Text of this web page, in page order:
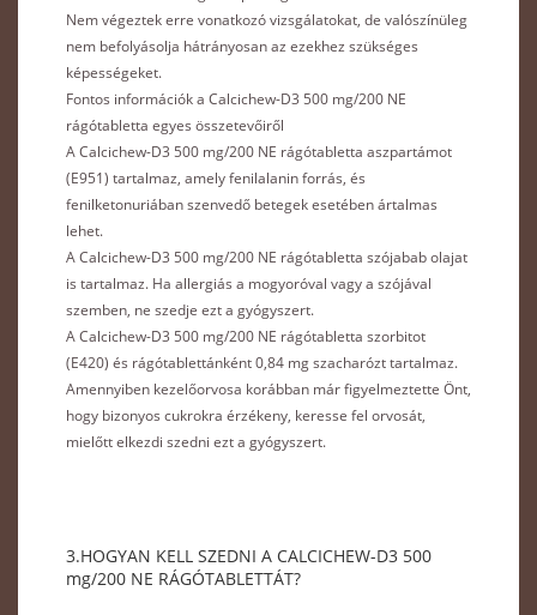
Nem végeztek erre vonatkozó vizsgálatokat, de valószínüleg
nem befolyásolja hátrányosan az ezekhez szükséges
képességeket.
Fontos információk a Calcichew-D3 500 mg/200 NE
rágótabletta egyes összetevőiről
A Calcichew-D3 500 mg/200 NE rágótabletta aszpartámot
(E951) tartalmaz, amely fenilalanin forrás, és
fenilketonuriában szenvedő betegek esetében ártalmas
lehet.
A Calcichew-D3 500 mg/200 NE rágótabletta szójabab olajat
is tartalmaz. Ha allergiás a mogyoróval vagy a szójával
szemben, ne szedje ezt a gyógyszert.
A Calcichew-D3 500 mg/200 NE rágótabletta szorbitot
(E420) és rágótablettánként 0,84 mg szacharózt tartalmaz.
Amennyiben kezelőorvosa korábban már figyelmeztette Önt,
hogy bizonyos cukrokra érzékeny, keresse fel orvosát,
mielőtt elkezdi szedni ezt a gyógyszert.
3.HOGYAN KELL SZEDNI A CALCICHEW-D3 500
mg/200 NE RÁGÓTABLETTÁT?